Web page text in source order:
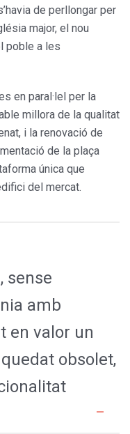
de perllongar per
major, el nou
poble a les
en paral·lel per la
millora de la qualitat
i la renovació de
de la plaça
única que
del mercat.
sense
amb
en valor un
obsolet,